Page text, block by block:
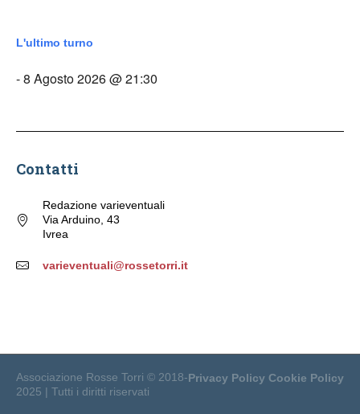
L'ultimo turno
- 8 Agosto 2026 @ 21:30
Contatti
Redazione varieventuali
Via Arduino, 43
Ivrea
varieventuali@rossetorri.it
Privacy Policy Cookie Policy
Associazione Rosse Torri © 2018-
2025 | Tutti i diritti riservati